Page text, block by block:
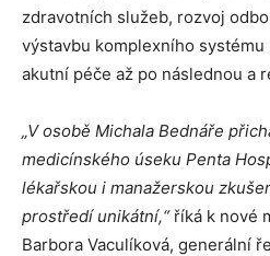
zdravotních služeb, rozvoj
výstavbu komplexního systému
akutní péče až po následnou a
„V osobě Michala Bednáře přich
medicínského úseku Penta
lékařskou i manažerskou
prostředí unikátní,“říká k nové
Barbora Vaculíková, generální